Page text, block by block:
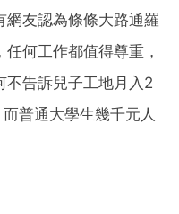
網友認為條條大路通羅
何工作都值得尊重，
不告訴兒子工地月入2
普通大學生幾千元人